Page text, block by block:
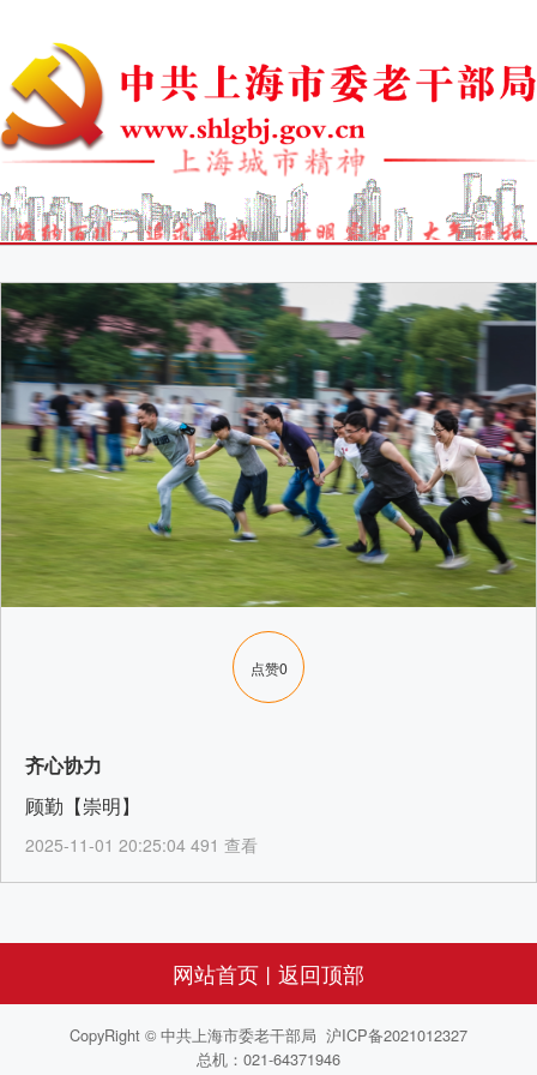
点赞0
齐心协力
顾勤【崇明】
2025-11-01 20:25:04 491 查看
网站首页 丨 返回顶部
CopyRight © 中共上海市委老干部局 沪ICP备2021012327
总机：021-64371946